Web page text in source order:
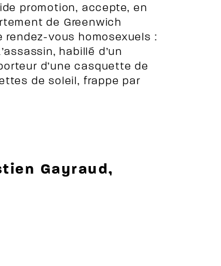
promotion, accepte, en
de Greenwich
vous homosexuels :
habillé d’un
d’une casquette de
de soleil, frappe par
Gayraud,